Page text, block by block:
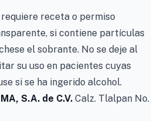
receta o permiso
si contiene partículas
el sobrante. No se deje al
su uso en pacientes cuyas
si se ha ingerido alcohol.
S.A. de C.V. Calz. Tlalpan No.